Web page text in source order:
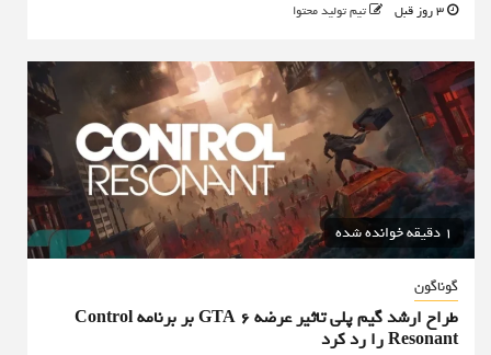
تیم تولید محتوا
1 دقیقه خوانده شده
گوناگون
طراح ارشد گیم پلی تاثیر عرضه GTA 6 بر برنامه Control
Resonant را رد کرد